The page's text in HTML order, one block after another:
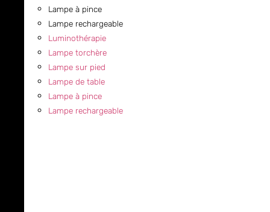
Lampe à pince
Lampe rechargeable
Luminothérapie
Lampe torchère
Lampe sur pied
Lampe de table
Lampe à pince
Lampe rechargeable